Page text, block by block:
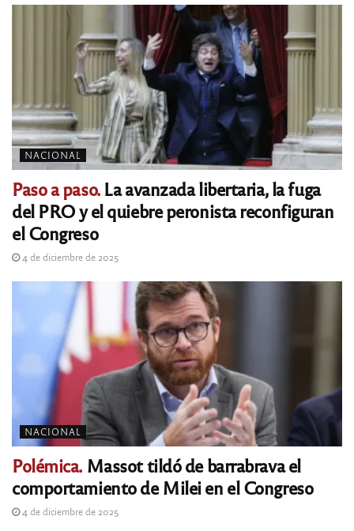
NACIONAL
Paso a paso.La avanzada libertaria, la fuga
del PRO y el quiebre peronista reconfiguran
el Congreso
4 de diciembre de 2025
NACIONAL
Polémica. Massot tildó de barrabrava el
comportamiento de Milei en el Congreso
4 de diciembre de 2025